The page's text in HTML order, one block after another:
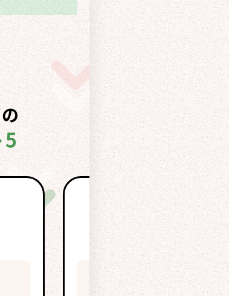
5
ポイント3
自社施工かどうかが
意外と重要！